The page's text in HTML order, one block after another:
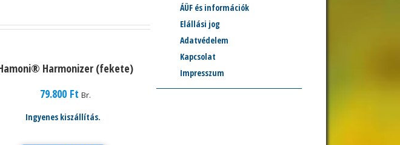
Harmonizer (fekete)
79.800 Ft Br.
Ingyenes kiszállítás.
ÁÜF és információk
Elállási jog
Adatvédelem
Kapcsolat
Impresszum